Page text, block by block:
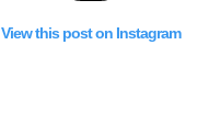
View this post on Instagram